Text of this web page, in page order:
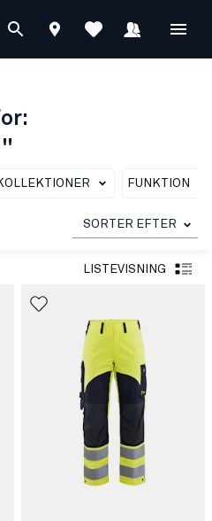
FUNKTION
SORTER EFTER
LISTEVISNING